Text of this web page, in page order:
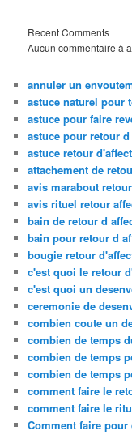
Recent Comments
Aucun commentaire à
annuler un
astuce naturel pour
astuce pour faire
astuce pour retour
astuce retour
attachement de
avis marabout
avis rituel retour
bain de retour d
bain pour retour d
bougie retour
c'est quoi le retour
c'est quoi un
ceremonie de
combien coute un
combien de temps
combien de temps
combien de temps
comment faire le
comment faire le
Comment faire